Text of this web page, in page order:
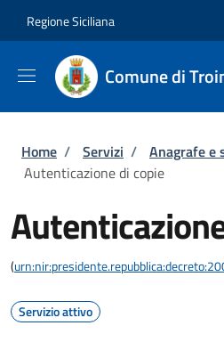
Regione Siciliana
Comune di
Briciole di pane
Home / Servizi / Anagrafe e
Autenticazione di copie
(
Servizio attivo